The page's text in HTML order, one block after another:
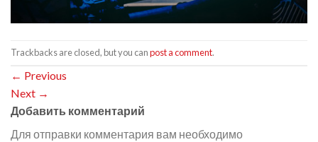
Trackbacks are closed, but you canpost a comment.
← Previous
Next →
Добавить комментарий
Для отправки комментария вам необходимо